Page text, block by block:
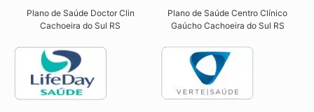
Plano de Saúde Doctor Clin
Cachoeira do Sul RS​
Plano de Saúde Centro Clínico
Gaúcho Cachoeira do Sul RS​